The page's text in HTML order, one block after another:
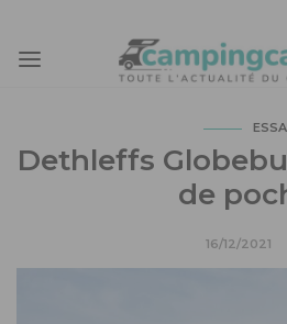
Dethleffs
de
16/12/2021